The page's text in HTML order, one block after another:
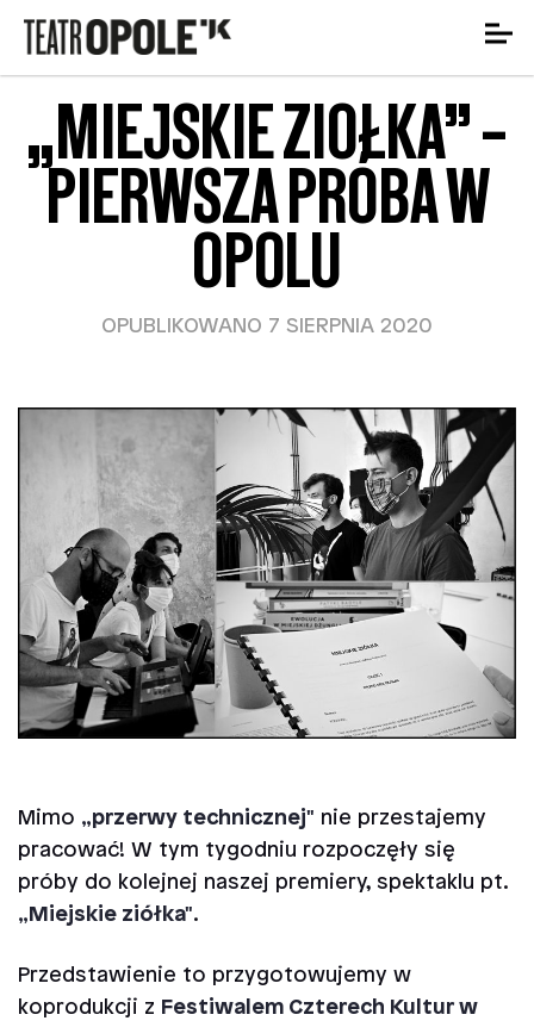
„MIEJSKIE ZIÓŁKA” –
PIERWSZA PRÓBA W
OPOLU
OPUBLIKOWANO 7 SIERPNIA 2020
Mimo „przerwy technicznej" nie przestajemy
pracować! W tym tygodniu rozpoczęły się
próby do kolejnej naszej premiery, spektaklu pt.
„Miejskie ziółka".
Przedstawienie to przygotowujemy w
koprodukcji z Festiwalem Czterech Kultur w